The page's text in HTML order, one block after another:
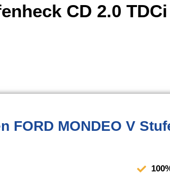
CD 2.0
FORD MONDEO V